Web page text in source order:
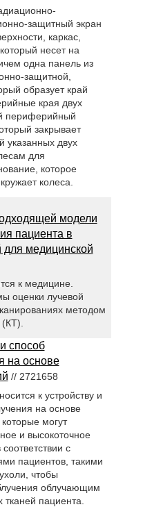
защитный экран
каркас,
несет на
одна панель из
защитной,
образует край
края двух
периферийный
закрывает
указанных двух
для
которое
колеса.
модели
пациента в
для медицинской
к медицине.
оценки лучевой
методом
способ
на основе
// 2721658
к устройству и
на основе
могут
и высокоточное
с
пациентов, такими
чтобы
облучающим
пациента.